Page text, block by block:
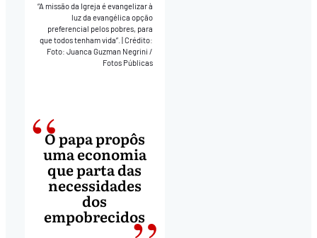
“A missão da Igreja é evangelizar à
luz da evangélica opção
preferencial pelos pobres, para
que todos tenham vida”. |Crédito:
Foto: Juanca Guzman Negrini /
Fotos Públicas
O papa propôs
uma economia
que parta das
necessidades
dos
empobrecidos